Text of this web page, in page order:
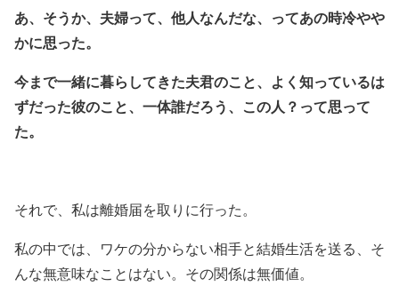
あ、そうか、 夫婦って、他人なんだな、 ってあの時冷やや
かに思った。
今まで一緒に暮らしてきた夫君のこと、よく知っているは
ずだった彼のこと、 一体誰だろう、この人？ って思って
た。
それで、私は離婚届を取りに行った。
私の中では、ワケの分からない相手と結婚生活を送る、そ
んな無意味なことはない。その関係は無価値。